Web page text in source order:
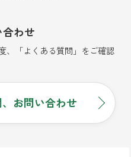
合わせ
、「よくある質問」をご確認
お問い合わせ